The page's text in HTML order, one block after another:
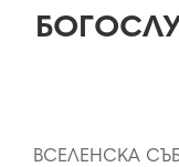
ВСЕЛЕНСКА